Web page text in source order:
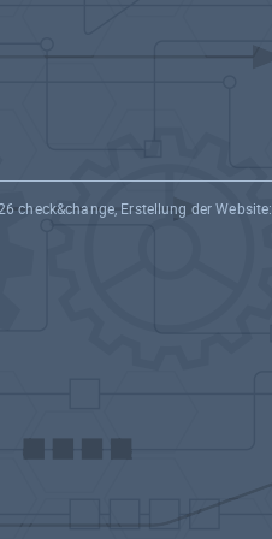
check&change, Erstellung der Website: